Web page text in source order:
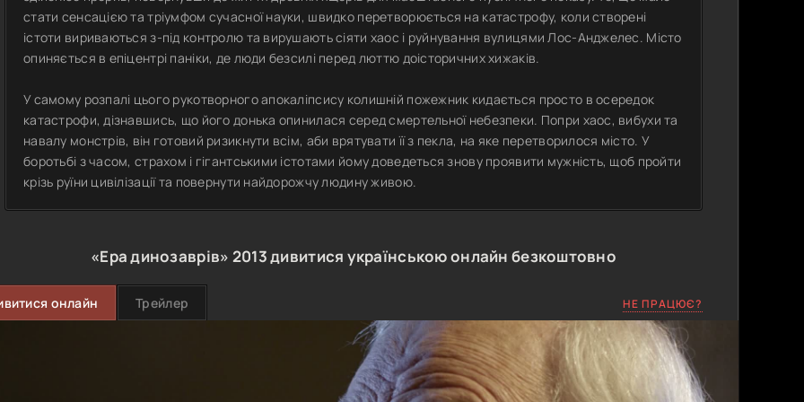
стати сенсацією та тріумфом сучасної науки, швидко перетворюється на катастрофу, коли створені
істоти вириваються з-під контролю та вирушають сіяти хаос і руйнування вулицями Лос-Анджелес. Місто
опиняється в епіцентрі паніки, де люди безсилі перед люттю доісторичних хижаків.
У самому розпалі цього рукотворного апокаліпсису колишній пожежник кидається просто в осередок
катастрофи, дізнавшись, що його донька опинилася серед смертельної небезпеки. Попри хаос, вибухи та
навалу монстрів, він готовий ризикнути всім, аби врятувати її з пекла, на яке перетворилося місто. У
боротьбі з часом, страхом і гігантськими істотами йому доведеться знову проявити мужність, щоб пройти
крізь руїни цивілізації та повернути найдорожчу людину живою.
«Ера динозаврів» 2013дивитися українською онлайн безкоштовно
онлайн Трейлер НЕ ПРАЦЮЄ?